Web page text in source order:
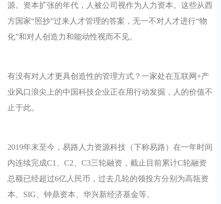
源。资本扩张的年代，人被公司视作为人力资本。这些从西
方国家“照抄”过来人才管理的答案，无一不对人才进行“物
化”和对人创造力和能动性视而不见。
有没有对人才更具创造性的管理方式？一家处在互联网+产
业风口浪尖上的中国科技企业正在用行动发掘，人的价值不
止于此。
2019年末至今，易路人力资源科技（下称易路）在一年时间
内连续完成C1、C2、C3三轮融资，截止目前累计C轮融资
总额已经超过6亿人民币，过去几轮的领投方分别为高瓴资
本、SIG、钟鼎资本、华兴新经济基金等。